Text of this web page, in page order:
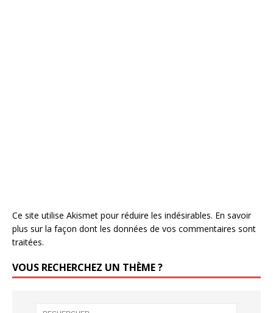
Ce site utilise Akismet pour réduire les indésirables. En savoir
plus sur la façon dont les données de vos commentaires sont
traitées.
VOUS RECHERCHEZ UN THÈME ?